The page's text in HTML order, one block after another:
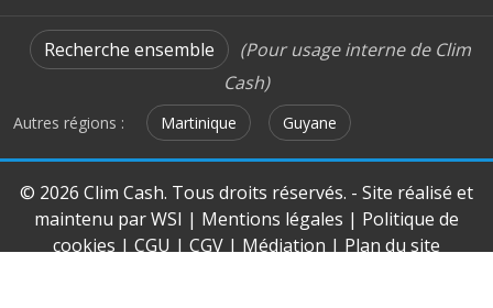
Recherche ensemble
(Pour usage interne de Clim
Cash)
Autres régions : Martinique Guyane
© 2026 Clim Cash. Tous droits réservés. - Site réalisé et
maintenu parWSI | Mentions légales | Politique de
cookies | CGU | CGV | Médiation | Plan du site